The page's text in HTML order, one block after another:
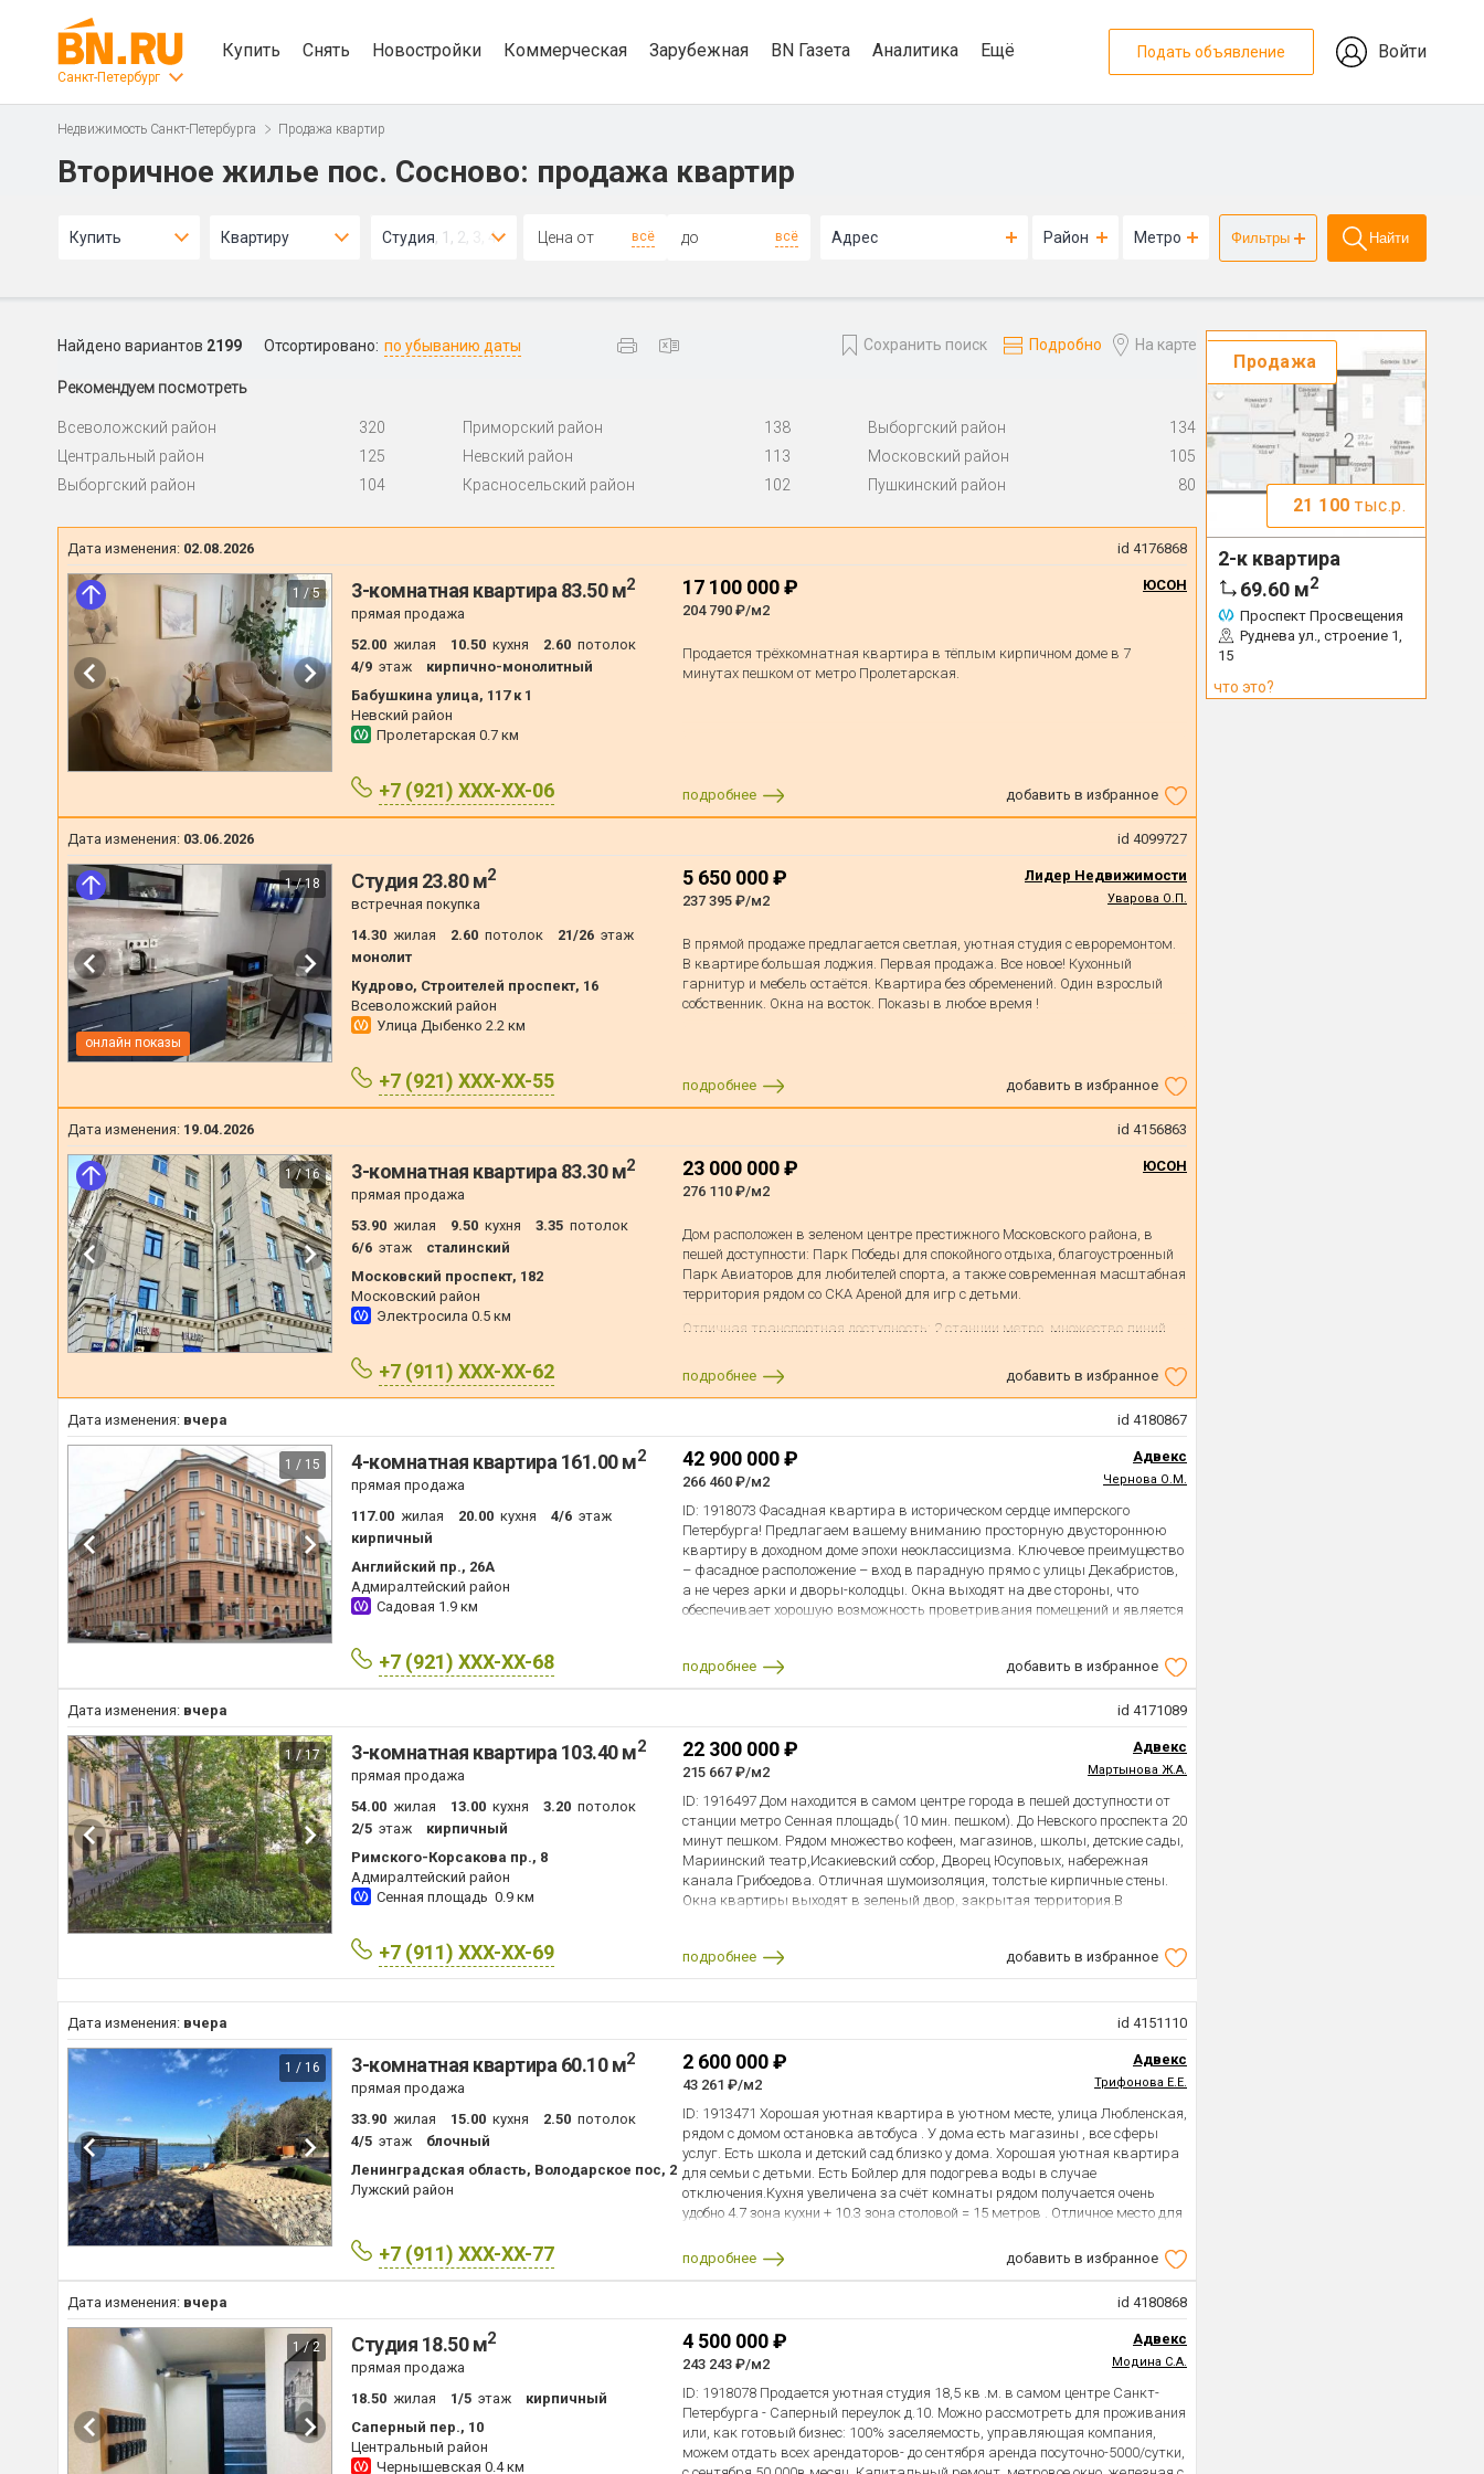
Санкт-Петербург
Купить Снять Новостройки Коммерческая Зарубежная BN Газета Аналитика Ещё Подать объявление Войти
Недвижимость Санкт-Петербурга Продажа квартир
Вторичное жилье пос. Сосново: продажа квартир
Купить Квартиру Студия, 1, 2, 3, 4+ всё всё Адрес Район Метро Фильтры Найти
Найдено вариантов 2199 Отсортировано: по убыванию даты Сохранить поиск Подробно На карте
Рекомендуем посмотреть
Всеволожский район 320 Приморский район 138 Выборгский район
134
Центральный район
125 Невский район 113 Московский район
105
Выборгский район
104 Красносельский район 102 Пушкинский район 80
Дата изменения: 02.08.2026 id 4176868
1 / 5 3-комнатная квартира 83.50 м2
прямая продажа
52.00 жилая 10.50 кухня 2.60 потолок
4/9 этаж
кирпично-монолитный
Бабушкина улица, 117 к 1
Невский район
Пролетарская 0.7 км
+7 (921) XXX-XX-06
17 100 000 ₽
204 790 ₽/м2
ЮСОН
Продается трёхкомнатная квартира в тёплым кирпичном доме в 7
минутах пешком от метро Пролетарская.
подробнее добавить в избранное
Дата изменения: 03.06.2026 id 4099727
1 / 18
онлайн показы
Студия 23.80 м2
встречная покупка
14.30 жилая 2.60 потолок 21/26 этаж
монолит
Кудрово, Строителей проспект, 16
Всеволожский район
Улица Дыбенко 2.2 км
+7 (921) XXX-XX-55
5 650 000 ₽
237 395 ₽/м2
Лидер Недвижимости
Уварова О.П.
В прямой продаже предлагается светлая, уютная студия с евроремонтом.
В квартире большая лоджия. Первая продажа. Все новое! Кухонный
гарнитур и мебель остаётся. Квартира без обременений. Один взрослый
собственник. Окна на восток. Показы в любое время !
подробнее добавить в избранное
Дата изменения: 19.04.2026 id 4156863
1 / 16 3-комнатная квартира 83.30 м2
прямая продажа
53.90 жилая 9.50 кухня 3.35 потолок
6/6 этаж
сталинский
Московский проспект, 182
Московский район
Электросила 0.5 км
+7 (911) XXX-XX-62
23 000 000 ₽
276 110 ₽/м2
ЮСОН
Дом расположен в зеленом центре престижного Московского района, в
пешей доступности: Парк Победы для спокойного отдыха, благоустроенный
Парк Авиаторов для любителей спорта, а также современная масштабная
территория рядом со СКА Ареной для игр с детьми.
Отличная транспортная доступность: 2 станции метро, множество линий
Квартира находится на одной из главных городских артерий, чем
обусловлен высокий уровень чистоты и благоустройства круглый год
для тех, кто ценит приватность и комфорт в своем доме, но так же и
развитую инфраструктуру для досуга: парки, модные рестораны,
современные библиотеки, кинотеатры и торговые центры.
Высота потолка - 3,35. Ремонт кровли 2010 г, протечек нет.
Собственность более 5 лет.
подробнее добавить в избранное
Дата изменения: вчера id 4180867
1 / 15 4-комнатная квартира 161.00 м2
прямая продажа
117.00 жилая 20.00 кухня 4/6 этаж
кирпичный
Английский пр., 26А
Адмиралтейский район
Садовая 1.9 км
+7 (921) XXX-XX-68
42 900 000 ₽
266 460 ₽/м2
Адвекс
Чернова О.М.
ID: 1918073 Фасадная квартира в историческом сердце имперского
Петербурга! Предлагаем вашему вниманию просторную двустороннюю
квартиру в доходном доме эпохи неоклассицизма. Ключевое преимущество
– фасадное расположение – вход в парадную прямо с улицы Декабристов,
а не через арки и дворы-колодцы. Окна выходят на две стороны, что
обеспечивает хорошую возможность проветривания помещений и является
«старого фонда» — в парадной исправно функционирует лифт (установлен
в 1980 году), что избавляет вас от утомительного подъема с сумками по
лестнице. Квартира 4х комнатная по техническому паспорту фактически
может использоваться как 5и комнатная. Все 5 комнат – изолированные,
что открывает простор для воплощения самых разных житейских и
творческих сценариев. Квартира обладает значительным потенциалом
комнатой 14,6 м2 (по плану кладовая) и - уже кухня-гостиная - место для
семейных обедов и дружеских встреч. Стены между комнатами не
являются несущими. Подлинной редкостью является ванная комната с
собственным окном. В квартире два санузла, расположены в соответствии
с первоначальным планом. Дом находится в уникальной исторической
локации, где дыхание имперской столицы ощущается в каждом камне.
гастрономических пространств Новой Голландии или набережной Мойки
станет вашим ежедневным ритуалом. Транспортная доступность локации
Прямая продажа, 1 взрослый собственник, обременений нет, торг
возможен. Звоните – отвечу на дополнительные вопросы и организую
подробнее добавить в избранное
Дата изменения: вчера id 4171089
1 / 17 3-комнатная квартира 103.40 м2
прямая продажа
54.00 жилая 13.00 кухня 3.20 потолок
2/5 этаж
кирпичный
Римского-Корсакова пр., 8
Адмиралтейский район
Сенная площадь 0.9 км
+7 (911) XXX-XX-69
22 300 000 ₽
215 667 ₽/м2
Адвекс
Мартынова Ж.А.
ID: 1916497 Дом находится в самом центре города в пешей доступности от
станции метро Сенная площадь( 10 мин. пешком). До Невского проспекта 20
минут пешком. Рядом множество кофеен, магазинов, школы, детские сады,
Мариинский театр,Исакиевский собор, Дворец Юсуповых, набережная
канала Грибоедова. Отличная шумоизоляция, толстые кирпичные стены.
Окна квартиры выходят в зеленый двор, закрытая территория.В
собственности более 5 лет. Под квартирой нежилое помещение. ТОРГ
возможен.
подробнее добавить в избранное
Дата изменения: вчера id 4151110
1 / 16 3-комнатная квартира 60.10 м2
прямая продажа
33.90 жилая 15.00 кухня 2.50 потолок
4/5 этаж
блочный
Ленинградская область, Володарское пос, 2
Лужский район
+7 (911) XXX-XX-77
2 600 000 ₽
43 261 ₽/м2
Адвекс
Трифонова Е.Е.
ID: 1913471 Хорошая уютная квартира в уютном месте, улица Любленская,
рядом с домом остановка автобуса . У дома есть магазины , все сферы
услуг. Есть школа и детский сад близко у дома. Хорошая уютная квартира
для семьи с детьми. Есть Бойлер для подогрева воды в случае
отключения.Кухня увеличена за счёт комнаты рядом получается очень
удобно 4.7 зона кухни + 10.3 зона столовой = 15 метров . Отличное место для
!!!
подробнее добавить в избранное
Дата изменения: вчера id 4180868
1 / 2 Студия 18.50 м2
прямая продажа
18.50 жилая 1/5 этаж
кирпичный
Саперный пер., 10
Центральный район
Чернышевская 0.4 км
4 500 000 ₽
243 243 ₽/м2
Адвекс
Модина С.А.
ID: 1918078 Продается уютная студия 18,5 кв .м. в самом центре Санкт-
Петербурга - Саперный переулок д.10. Можно рассмотреть для проживания
или, как готовый бизнес: 100% заселяемость, управляющая компания,
можем отдать всех арендаторов- до сентября аренда посуточно-5000/сутки,
Продажа
21 100 тыс.р.
2-к квартира
69.60 м2
Проспект Просвещения
Руднева ул., строение 1,
15
что это?